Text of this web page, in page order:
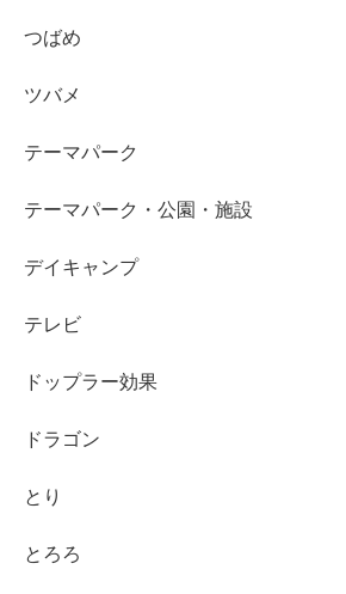
つばめ
ツバメ
テーマパーク
テーマパーク・公園・施設
デイキャンプ
テレビ
ドップラー効果
ドラゴン
とり
とろろ